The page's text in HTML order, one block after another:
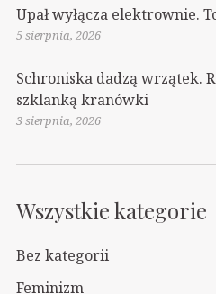
Upał wyłącza elektrownie.
5 sierpnia, 2026
Schroniska dadzą wrzątek.
szklanką kranówki
3 sierpnia, 2026
Wszystkie kategorie
Bez kategorii
Feminizm